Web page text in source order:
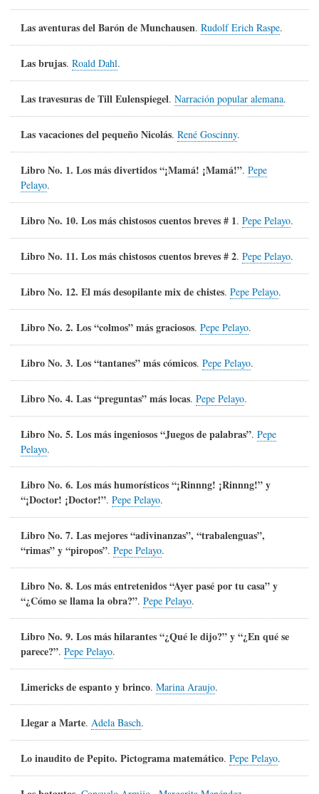
Las aventuras del Barón de Munchausen. Rudolf Erich Raspe.
Las brujas. Roald Dahl.
Las travesuras de Till Eulenspiegel. Narración popular alemana.
Las vacaciones del pequeño Nicolás. René Goscinny.
Libro No. 1. Los más divertidos “¡Mamá! ¡Mamá!”. Pepe
Pelayo.
Libro No. 10. Los más chistosos cuentos breves # 1. Pepe Pelayo.
Libro No. 11. Los más chistosos cuentos breves # 2. Pepe Pelayo.
Libro No. 12. El más desopilante mix de chistes. Pepe Pelayo.
Libro No. 2. Los “colmos” más graciosos. Pepe Pelayo.
Libro No. 3. Los “tantanes” más cómicos. Pepe Pelayo.
Libro No. 4. Las “preguntas” más locas. Pepe Pelayo.
Libro No. 5. Los más ingeniosos “Juegos de palabras”. Pepe
Pelayo.
Libro No. 6. Los más humorísticos “¡Rinnng! ¡Rinnng!” y
“¡Doctor! ¡Doctor!”. Pepe Pelayo.
Libro No. 7. Las mejores “adivinanzas”, “trabalenguas”,
“rimas” y “piropos”. Pepe Pelayo.
Libro No. 8. Los más entretenidos “Ayer pasé por tu casa” y
“¿Cómo se llama la obra?”. Pepe Pelayo.
Libro No. 9. Los más hilarantes “¿Qué le dijo?” y “¿En qué se
parece?”. Pepe Pelayo.
Limericks de espanto y brinco. Marina Araujo.
Llegar a Marte. Adela Basch.
Lo inaudito de Pepito. Pictograma matemático. Pepe Pelayo.